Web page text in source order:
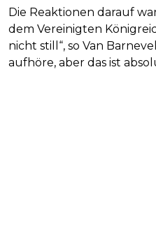
Die Reaktionen darauf
dem Vereinigten
nicht still“, so Van
aufhöre, aber das ist